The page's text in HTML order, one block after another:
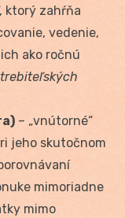
ktorý zahŕňa
vedenie,
ako ročnú
– „vnútorné“
jeho skutočnom
mimoriadne
mimo